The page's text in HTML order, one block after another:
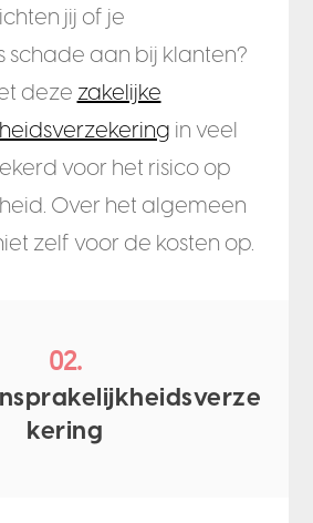
jij of je
schade aan bij klanten?
deze zakelijke
in veel
voor het risico op
Over het algemeen
zelf voor de kosten op.
02.
kering